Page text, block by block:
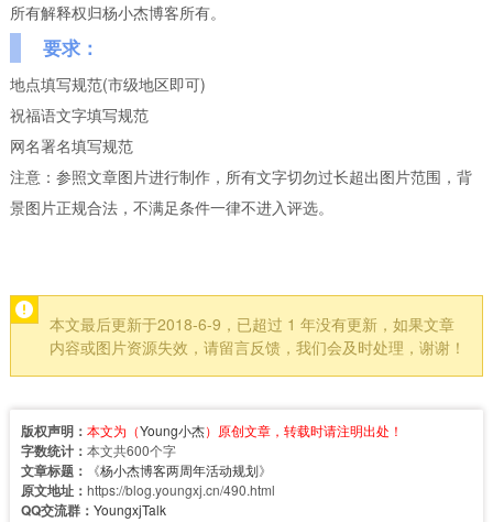
所有解释权归杨小杰博客所有。
要求：
地点填写规范(市级地区即可)
祝福语文字填写规范
网名署名填写规范
注意：参照文章图片进行制作，所有文字切勿过长超出图片范围，背
景图片正规合法，不满足条件一律不进入评选。
本文最后更新于2018-6-9，已超过 1 年没有更新，如果文章
内容或图片资源失效，请留言反馈，我们会及时处理，谢谢！
版权声明： 本文为（Young小杰）原创文章，转载时请注明出处！
字数统计： 本文共600个字
文章标题： 《杨小杰博客两周年活动规划》
原文地址： https://blog.youngxj.cn/490.html
QQ交流群： YoungxjTalk